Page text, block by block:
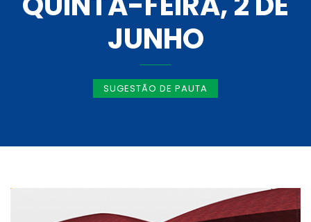
JUNHO
SUGESTÃO DE PAUTA